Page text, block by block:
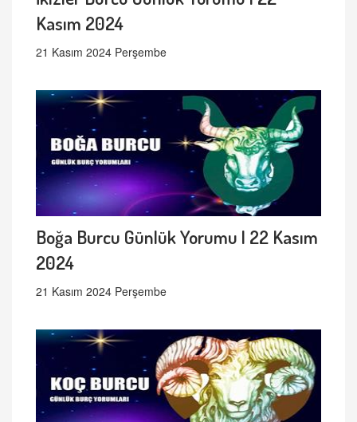
Kasım 2024
21 Kasım 2024 Perşembe
Boğa Burcu Günlük Yorumu | 22 Kasım
2024
21 Kasım 2024 Perşembe